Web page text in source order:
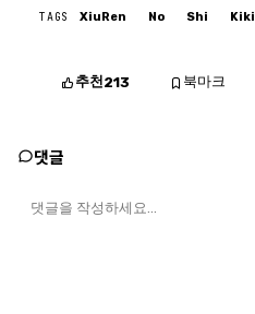
TAGS XiuRen No Shi Kiki
추천213 북마크
댓글